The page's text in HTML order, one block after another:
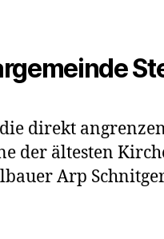
direkt
der ältesten
Arp